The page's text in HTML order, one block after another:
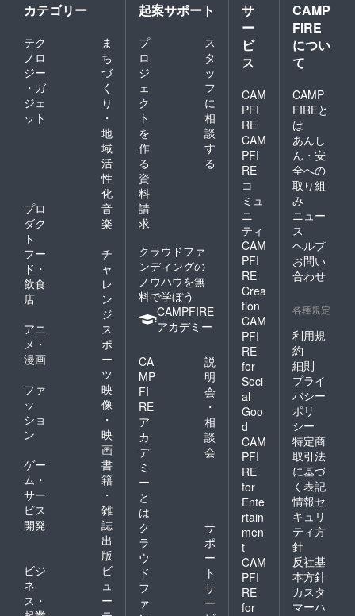
カテゴリー
テク
ノロ
ジー
・ガ
ジェ
ット
ま
ち
づ
く
り
・
地
域
活
性
化
プロ
ダク
ト
音
楽
フー
ド・
飲食
店
チ
ャ
レ
ン
ジ
アニ
メ・
漫画
ス
ポ
ー
ツ
ファ
ッ
ショ
ン
映
像
・
映
画
ゲー
ム・
サー
ビス
開発
書
籍
・
雑
誌
出
版
ビジ
ネ
ス・
ビ
ュ
ー
起案サポート
プ
ロ
ジ
ェ
ク
ト
を
作
る
ス
タ
ッ
フ
に
相
談
す
る
資
料
請
求
クラウドファ
ンディングの
ノウハウを無
料で学ぼう
CAMPFIRE
アカデミー
CA
MP
FI
RE
ア
カ
デ
ミ
ー
と
は
説
明
会
・
相
談
会
ク
ラ
ウ
ド
フ
ァ
サ
ポ
ー
ト
サ
ー
サ
ー
ビ
ス
CAM
PFI
RE
CAM
PFI
RE
コ
ミュ
ニ
ティ
CAM
PFI
RE
Crea
tion
CAM
PFI
RE
for
Soci
al
Goo
d
CAM
PFI
RE
for
Ente
rtain
men
t
CAM
PFI
RE
for
CAMP
FIRE
につい
て
CAMP
FIREと
は
あんし
ん・安
全への
取り組
み
ニュー
ス
ヘルプ
お問い
合わせ
各種規定
利用規
約
細則
プライ
バシー
ポリ
シー
特定商
取引法
に基づ
く表記
情報セ
キュリ
ティ方
針
反社基
本方針
カスタ
マーハ